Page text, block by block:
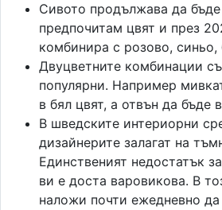
Сивото продължава да бъде
предпочитам цвят и през
комбинира с розово,
Двуцветните комбинации
популярни. Например
в бял цвят, а отвън да бъде
В шведските интериорни
дизайнерите залагат на
Единственият недостатък
ви е доста варовикова. В
наложи почти ежедневно да